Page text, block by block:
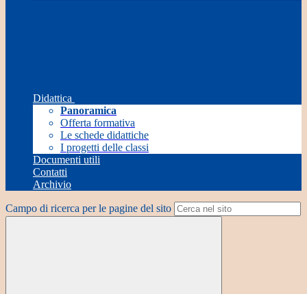
Didattica
Panoramica
Offerta formativa
Le schede didattiche
I progetti delle classi
Documenti utili
Contatti
Archivio
Campo di ricerca per le pagine del sito